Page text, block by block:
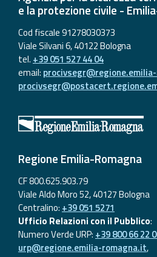
e la protezione civile -
Cod fiscale 91278030373
Viale Silvani 6, 40122 Bologna
tel. +39 051 527 44 04
email:
Regione Emilia-Romagna
CF 800.625.903.79
Viale Aldo Moro 52, 40127 Bologna
Centralino: +39 051 5271
Ufficio Relazioni con il Pubblico:
Numero Verde URP: +39 800 66 22
urp@regione.emilia-romagna.it,